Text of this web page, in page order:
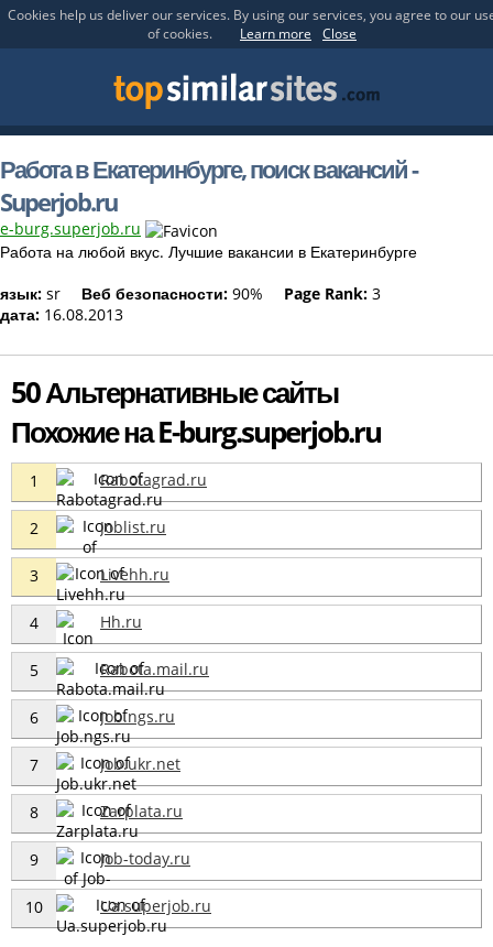
Cookies help us deliver our services. By using our services, you agree to our
of cookies.
Learn more Close
Работа в Екатеринбурге, поиск вакансий -
Superjob.ru
e-burg.superjob.ru
Работа на любой вкус. Лучшие вакансии в Екатеринбурге
язык: sr Веб безопасности: 90% Page Rank: 3
дата: 16.08.2013
50 Альтернативные сайты
Похожие на E-burg.superjob.ru
1 Rabotagrad.ru
2 Joblist.ru
3 Livehh.ru
4 Hh.ru
5 Rabota.mail.ru
6 Job.ngs.ru
7 Job.ukr.net
8 Zarplata.ru
9 Job-today.ru
10 Ua.superjob.ru